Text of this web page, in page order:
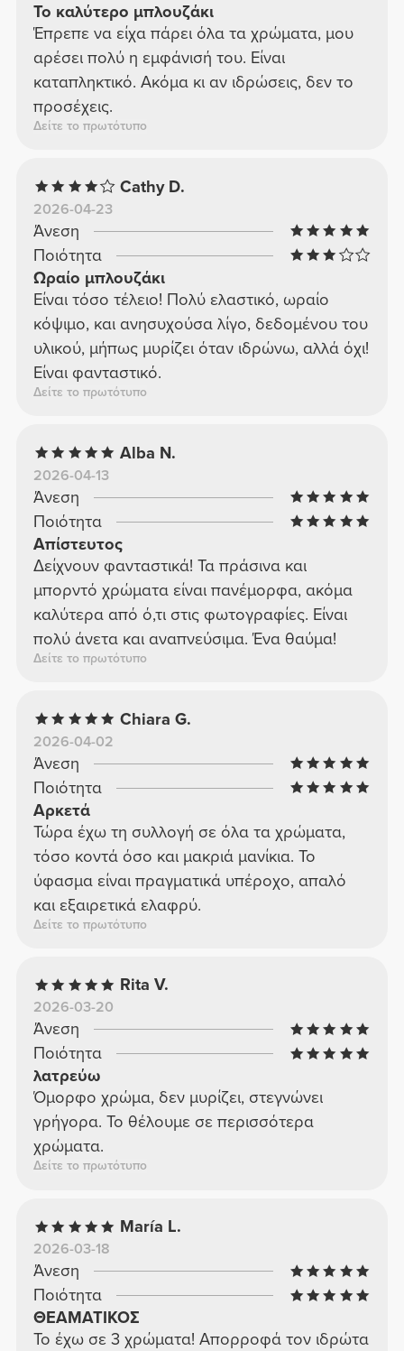
Το καλύτερο μπλουζάκι
Έπρεπε να είχα πάρει όλα τα χρώματα, μου
αρέσει πολύ η εμφάνισή του. Είναι
καταπληκτικό. Ακόμα κι αν ιδρώσεις, δεν το
προσέχεις.
Δείτε το πρωτότυπο
Cathy D.
2026-04-23
Άνεση
Ποιότητα
Ωραίο μπλουζάκι
Είναι τόσο τέλειο! Πολύ ελαστικό, ωραίο
κόψιμο, και ανησυχούσα λίγο, δεδομένου του
υλικού, μήπως μυρίζει όταν ιδρώνω, αλλά όχι!
Είναι φανταστικό.
Δείτε το πρωτότυπο
Alba N.
2026-04-13
Άνεση
Ποιότητα
Απίστευτος
Δείχνουν φανταστικά! Τα πράσινα και
μπορντό χρώματα είναι πανέμορφα, ακόμα
καλύτερα από ό,τι στις φωτογραφίες. Είναι
πολύ άνετα και αναπνεύσιμα. Ένα θαύμα!
Δείτε το πρωτότυπο
Chiara G.
2026-04-02
Άνεση
Ποιότητα
Αρκετά
Τώρα έχω τη συλλογή σε όλα τα χρώματα,
τόσο κοντά όσο και μακριά μανίκια. Το
ύφασμα είναι πραγματικά υπέροχο, απαλό
και εξαιρετικά ελαφρύ.
Δείτε το πρωτότυπο
Rita V.
2026-03-20
Άνεση
Ποιότητα
λατρεύω
Όμορφο χρώμα, δεν μυρίζει, στεγνώνει
γρήγορα. Το θέλουμε σε περισσότερα
χρώματα.
Δείτε το πρωτότυπο
María L.
2026-03-18
Άνεση
Ποιότητα
ΘΕΑΜΑΤΙΚΟΣ
Το έχω σε 3 χρώματα! Απορροφά τον ιδρώτα